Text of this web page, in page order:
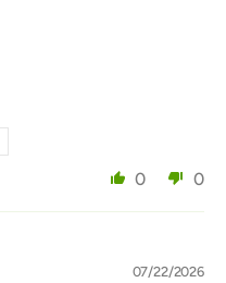
0 0
07/22/2026